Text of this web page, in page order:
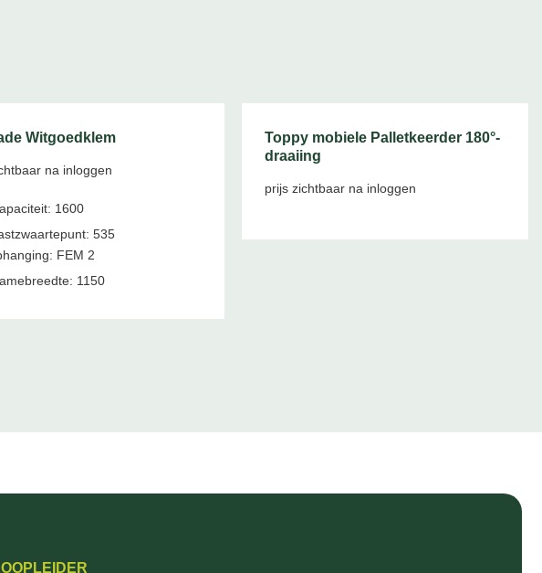
Witgoedklem
na inloggen
1600
535
FEM 2
1150
Toppy mobiele Palletkeerder 180°-
draaiing
prijs zichtbaar na inloggen